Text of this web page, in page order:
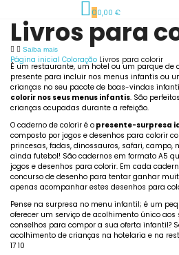
00,00 €
Livros para
Página inicial Coloração Livros para colorir
Saiba mais
É um restaurante, um hotel ou um parque de
presente para incluir nos menus infantis ou
crianças no seu pacote de boas-vindas
colorir nos seus menus infantis. São
crianças ocupadas durante a refeição.
O caderno de colorir é o presente-surpresa
composto por jogos e desenhos para colorir
princesas, fadas, dinossauros, safari, campo,
ainda futebol! São cadernos em formato A5
jogos e desenhos para colorir. Em cada
concurso de desenho para tentar ganhar
apenas acompanhar estes desenhos para
Pense na surpresa no menu infantil; é um
oferecer um serviço de acolhimento único aos
conselhos para compor a sua oferta infantil?
acolhimento de crianças na hotelaria e na
17 10